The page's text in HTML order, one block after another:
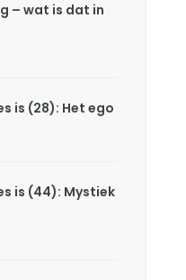
– wat is dat in
is (28): Het ego
is (44): Mystiek